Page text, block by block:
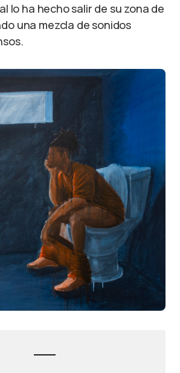
lo ha hecho salir de su zona de
una mezcla de sonidos